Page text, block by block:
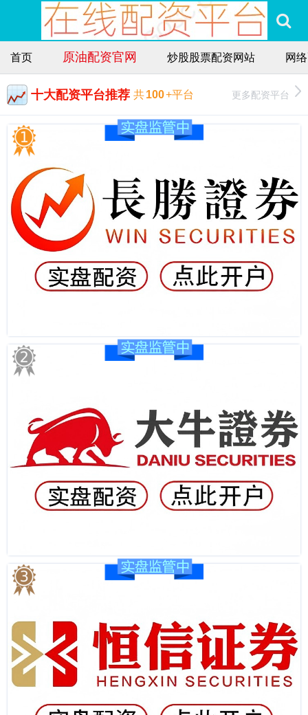
首页 原油配资官网 炒股股票配资网站 网
十大配资平台推荐 共100+平台 更多配资平台